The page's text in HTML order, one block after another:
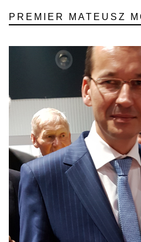
PREMIER MATEUSZ